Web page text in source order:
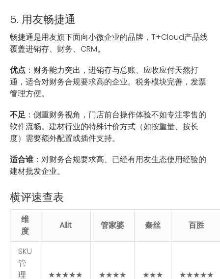
5. 用友畅捷通
畅捷通是用友旗下面向小微企业的品牌，T+Cloud产品线
覆盖进销存、财务、CRM。
优点 ：财务能力突出，进销存与总账、应收应付天然打
通，适合对财务合规要求高的企业。税务模块完善，发票
管理方便。
不足 ：侧重财务视角，门店前台操作体验不如专注零售的
软件流畅。建材行业的特殊计价方式（如按重量、按长
度）需要额外配置或插件支持。
适合谁 ：对财务合规要求高、已经有用友生态使用经验的
建材批发企业。
横评速查表
维
度
Ailit 管家婆 秦丝 百胜
SKU
管
理
★★★★★ ★★★★ ★★★ ★★★★★